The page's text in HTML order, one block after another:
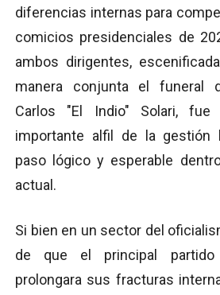
diferencias internas para
comicios presidenciales de
ambos dirigentes,
manera conjunta el funeral
Carlos "El Indio" Solari,
importante alfil de la gestión
paso lógico y esperable
actual.
Si bien en un sector del
de que el principal
prolongara sus fracturas